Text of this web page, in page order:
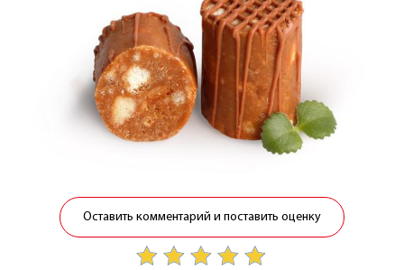
Оставить комментарий и поставить оценку